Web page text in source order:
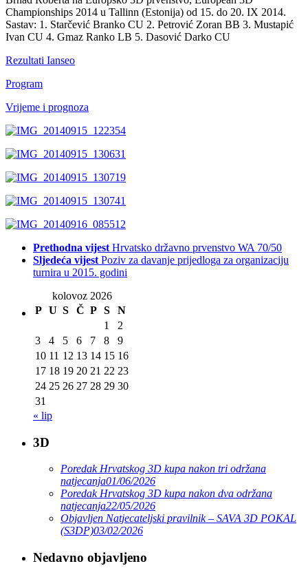
Championships 2014 u Tallinn (Estonija) od 15. do 20. IX 2014.
Sastav: 1. Starčević Branko CU 2. Petrović Zoran BB 3. Mustapić
Ivan CU 4. Gmaz Ranko LB 5. Dasović Darko CU
Rezultati Ianseo
Program
Vrijeme i prognoza
Prethodna vijest Hrvatsko državno prvenstvo WA 70/50
Sljedeća vijest Poziv za davanje prijedloga za organizaciju
turnira u 2015. godini
kolovoz 2026
P U S Č P S
N
1
2
3
4 5 6 7 8
9
10 11 12 13 14 15 16
17 18 19 20 21 22 23
24 25 26 27 28 29 30
31
« lip
3D
Poredak Hrvatskog 3D kupa nakon tri održana
natjecanja01/06/2026
Poredak Hrvatskog 3D kupa nakon dva održana
natjecanja22/05/2026
Objavljen Natjecateljski pravilnik – SAVA 3D POKAL
(S3DP)03/02/2026
Nedavno objavljeno